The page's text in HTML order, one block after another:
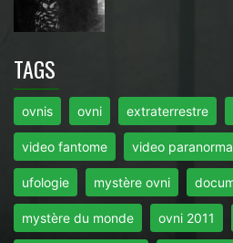
TAGS
ovnis ovni extraterrestre
video fantome video
ufologie mystère ovni
mystère du monde ovni 2011